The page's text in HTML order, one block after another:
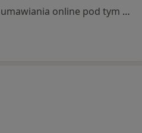
Specjalista nie oferuje umawiania online pod tym adresem.